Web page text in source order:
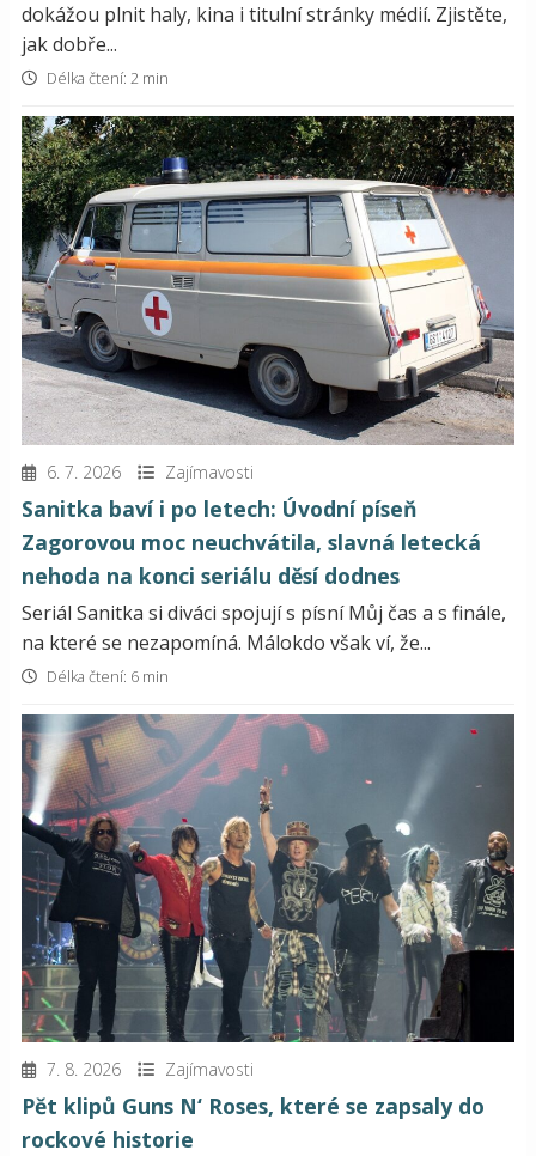
dokážou plnit haly, kina i titulní stránky médií. Zjistěte,
jak dobře...
Délka čtení: 2 min
6. 7. 2026 Zajímavosti
Sanitka baví i po letech: Úvodní píseň
Zagorovou moc neuchvátila, slavná letecká
nehoda na konci seriálu děsí dodnes
Seriál Sanitka si diváci spojují s písní Můj čas a s finále,
na které se nezapomíná. Málokdo však ví, že...
Délka čtení: 6 min
7. 8. 2026 Zajímavosti
Pět klipů Guns N‘ Roses, které se zapsaly do
rockové historie